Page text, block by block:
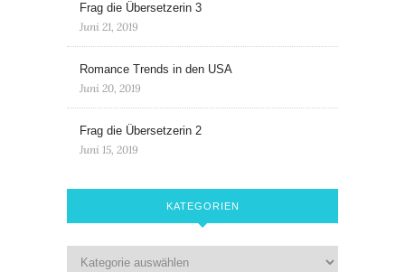
Frag die Übersetzerin 3
Juni 21, 2019
Romance Trends in den USA
Juni 20, 2019
Frag die Übersetzerin 2
Juni 15, 2019
KATEGORIEN